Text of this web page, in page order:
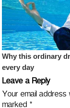
Leave a Reply
Your email address